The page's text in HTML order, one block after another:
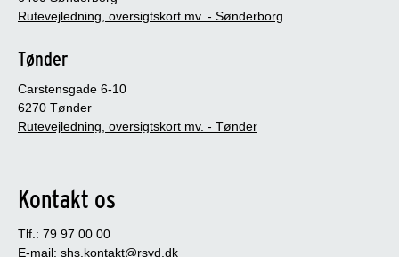
Rutevejledning, oversigtskort mv. - Sønderborg
Tønder
Carstensgade 6-10
6270 Tønder
Rutevejledning, oversigtskort mv. - Tønder
Kontakt os
Tlf.: 79 97 00 00
E-mail: shs.kontakt@rsyd.dk